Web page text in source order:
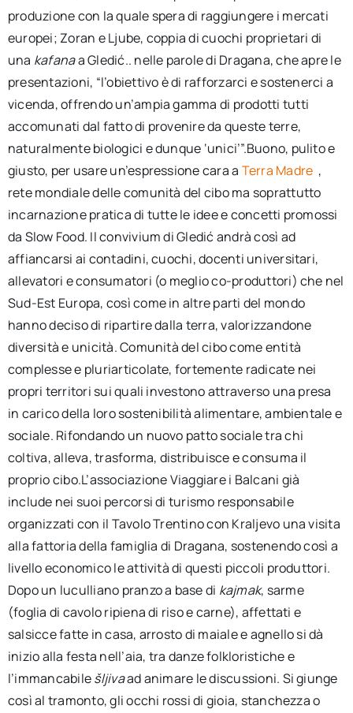
produzione con la quale spera di raggiungere i mercati
europei; Zoran e Ljube, coppia di cuochi proprietari di
una kafanaa Gledić.. nelle parole di Dragana, che apre le
presentazioni, “l’obiettivo è di rafforzarci e sostenerci a
vicenda, offrendo un’ampia gamma di prodotti tutti
accomunati dal fatto di provenire da queste terre,
naturalmente biologici e dunque ‘unici’”.Buono, pulito e
giusto, per usare un’espressione cara a Terra Madre ,
rete mondiale delle comunità del cibo ma soprattutto
incarnazione pratica di tutte le idee e concetti promossi
da Slow Food. Il convivium di Gledić andrà così ad
affiancarsi ai contadini, cuochi, docenti universitari,
allevatori e consumatori (o meglio co-produttori) che nel
Sud-Est Europa, così come in altre parti del mondo
hanno deciso di ripartire dalla terra, valorizzandone
diversità e unicità. Comunità del cibo come entità
complesse e pluriarticolate, fortemente radicate nei
propri territori sui quali investono attraverso una presa
in carico della loro sostenibilità alimentare, ambientale e
sociale. Rifondando un nuovo patto sociale tra chi
coltiva, alleva, trasforma, distribuisce e consuma il
proprio cibo.L’associazione Viaggiare i Balcani già
include nei suoi percorsi di turismo responsabile
organizzati con il Tavolo Trentino con Kraljevo una visita
alla fattoria della famiglia di Dragana, sostenendo così a
livello economico le attività di questi piccoli produttori.
Dopo un luculliano pranzo a base di kajmak, sarme
(foglia di cavolo ripiena di riso e carne), affettati e
salsicce fatte in casa, arrosto di maiale e agnello si dà
inizio alla festa nell’aia, tra danze folkloristiche e
l’immancabilešljivaad animare le discussioni. Si giunge
così al tramonto, gli occhi rossi di gioia, stanchezza o